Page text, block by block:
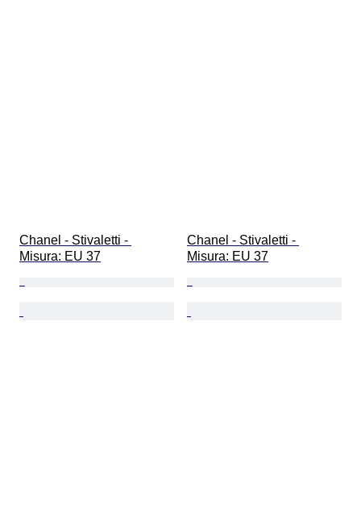
Chanel - Stivaletti -
Misura: EU 37
Chanel - Stivaletti -
Misura: EU 37